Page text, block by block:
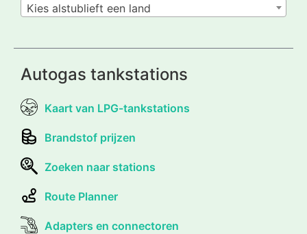
Kies alstublieft een land
Autogas tankstations
Kaart van LPG-tankstations
Brandstof prijzen
Zoeken naar stations
Route Planner
Adapters en connectoren